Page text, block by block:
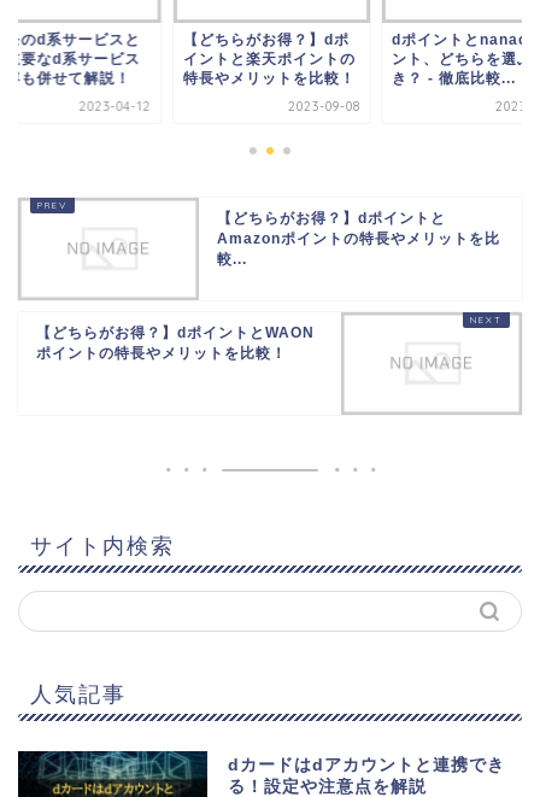
モのd系サービスと
主要なd系サービス
容も併せて解説！
2023-04-12
【どちらがお得？】dポ
イントと楽天ポイントの
特長やメリットを比較！
2023-09-08
dポイントとnanaco
ント、どちらを選ぶ
き？ - 徹底比較...
2023-
【どちらがお得？】dポイントと
Amazonポイントの特長やメリットを比
較...
【どちらがお得？】dポイントとWAON
ポイントの特長やメリットを比較！
サイト内検索
人気記事
dカードはdアカウントと連携でき
る！設定や注意点を解説